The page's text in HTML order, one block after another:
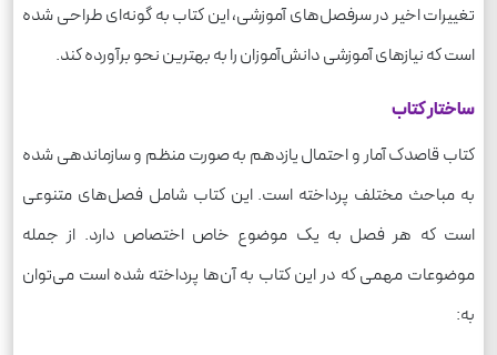
تغییرات اخیر در سرفصل‌های آموزشی، این کتاب به گونه‌ای طراحی شده
است که نیازهای آموزشی دانش‌آموزان را به بهترین نحو برآورده کند.
ساختار کتاب
کتاب قاصدک آمار و احتمال یازدهم به صورت منظم و سازماندهی شده
به مباحث مختلف پرداخته است. این کتاب شامل فصل‌های متنوعی
است که هر فصل به یک موضوع خاص اختصاص دارد. از جمله
موضوعات مهمی که در این کتاب به آن‌ها پرداخته شده است می‌توان
به: